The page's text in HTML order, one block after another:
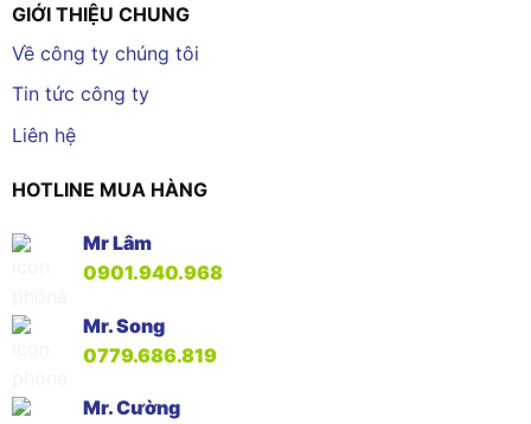
GIỚI THIỆU CHUNG
Về công ty chúng tôi
Tin tức công ty
Liên hệ
HOTLINE MUA HÀNG
Mr Lâm
0901.940.968
Mr. Song
0779.686.819
Mr. Cường